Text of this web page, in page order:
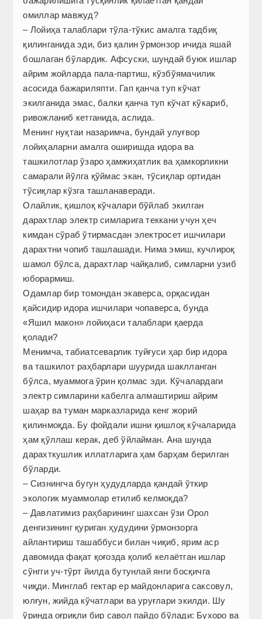
омиллар мавжуд?
– Лойиҳа талаблари тўла-тўкис амалга тадбиқ
қилинганида эди, биз қалин ўрмонзор ичида яшай
бошлаган бўлардик. Афсуски, шундай буюк ишлар
айрим жойларда пала-партиш, кўзбўямачилик
асосида бажариляпти. Гап қанча туп кўчат
экилганида эмас, балки қанча туп кўчат кўкариб,
ривожланиб кетганида, аслида.
Менинг нуқтаи назаримча, бундай улуғвор
лойиҳаларни амалга оширишда идора ва
ташкилотлар ўзаро ҳамжиҳатлик ва ҳамкорликни
самарали йўлга қўймас экан, тўсиқлар ортидан
тўсиқлар кўзга ташланаверади.
Олайлик, қишлоқ кўчалари бўйлаб экилган
дарахтлар электр симларига теккани учун ҳеч
кимдан сўраб ўтирмасдан электросет ишчилари
дарахтни чопиб ташлашади. Нима эмиш, кучлироқ
шамол бўлса, дарахтлар чайқалиб, симларни узиб
юборармиш.
Одамлар бир томондан экаверса, орқасидан
қайсидир идора ишчилари чопаверса, бунда
«Яшил макон» лойиҳаси талаблари қаерда
қолади?
Менимча, табиатсеварлик туйғуси ҳар бир идора
ва ташкилот раҳбарлари шуурида шаклланган
бўлса, муаммога ўрин қолмас эди. Кўчалардаги
электр симларини кабелга алмаштириш айрим
шаҳар ва туман марказларида кенг жорий
қилинмоқда. Бу фойдали ишни қишлоқ кўчаларида
ҳам қўллаш керак, деб ўйлайман. Ана шунда
дарахткушлик иллатларига ҳам барҳам берилган
бўларди.
– Сизнингча бугун ҳудудларда қандай ўткир
экологик муаммолар етилиб келмоқда?
– Давлатимиз раҳбарининг шахсан ўзи Орол
денгизининг қуриган ҳудудини ўрмонзорга
айлантириш ташаббуси билан чиқиб, ярим аср
давомида фақат қоғозда қолиб келаётган ишлар
сўнгги уч-тўрт йилда бутунлай янги босқичга
чиқди. Минглаб гектар ер майдонларига саксовул,
юлғун, жийда кўчатлари ва уруғлари экилди. Шу
ўринда оғриқли бир савол пайдо бўлади: Бухоро ва